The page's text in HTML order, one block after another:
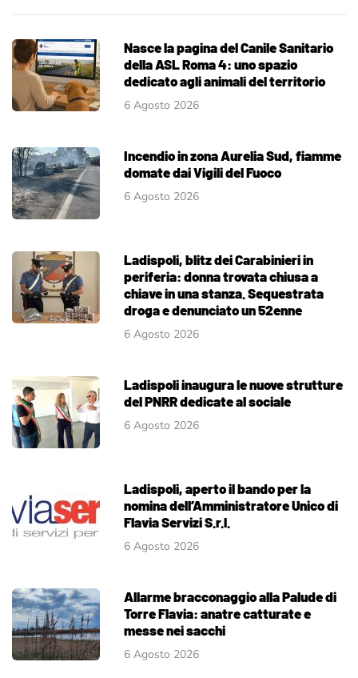
Nasce la pagina del Canile Sanitario
della ASL Roma 4: uno spazio
dedicato agli animali del territorio
6 Agosto 2026
Incendio in zona Aurelia Sud, fiamme
domate dai Vigili del Fuoco
6 Agosto 2026
Ladispoli, blitz dei Carabinieri in
periferia: donna trovata chiusa a
chiave in una stanza. Sequestrata
droga e denunciato un 52enne
6 Agosto 2026
Ladispoli inaugura le nuove strutture
del PNRR dedicate al sociale
6 Agosto 2026
Ladispoli, aperto il bando per la
nomina dell’Amministratore Unico di
Flavia Servizi S.r.l.
6 Agosto 2026
Allarme bracconaggio alla Palude di
Torre Flavia: anatre catturate e
messe nei sacchi
6 Agosto 2026